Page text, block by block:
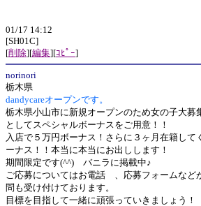
01/17 14:12
[SH01C]
[削除][編集][ｺﾋﾟｰ]
norinori
栃木県
dandycareオープンです。
栃木県小山市に新規オープンのため女の子大募
としてスペシャルボーナスをご用意！！
入店で５万円ボーナス！さらに３ヶ月在籍して
ーナス！！本当に本当にお出しします！
期間限定です(^^) バニラに掲載中♪
ご応募についてはお電話 、応募フォームなど
問も受け付けております。
目標を目指して一緒に頑張っていきましょう！